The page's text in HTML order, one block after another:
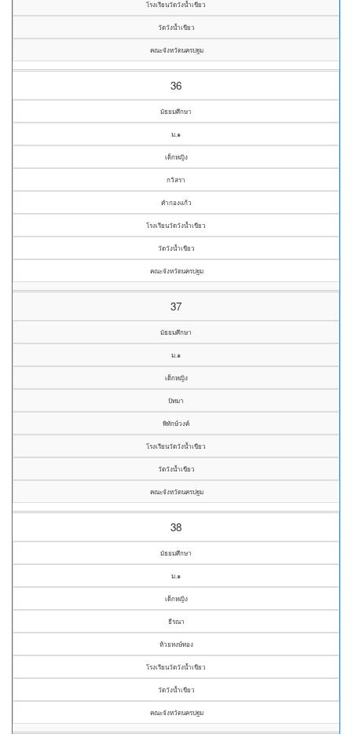
โรงเรียนวัดวังน้ำเขียว
วัดวังน้ำเขียว
คณะจังหวัดนครปฐม
36
มัธยมศึกษา
ม.๑
เด็กหญิง
กวิสรา
คำกองแก้ว
โรงเรียนวัดวังน้ำเขียว
วัดวังน้ำเขียว
คณะจังหวัดนครปฐม
37
มัธยมศึกษา
ม.๑
เด็กหญิง
ปัทมา
พิทักษ์วงค์
โรงเรียนวัดวังน้ำเขียว
วัดวังน้ำเขียว
คณะจังหวัดนครปฐม
38
มัธยมศึกษา
ม.๑
เด็กหญิง
ธีรณา
ห้วยหงษ์ทอง
โรงเรียนวัดวังน้ำเขียว
วัดวังน้ำเขียว
คณะจังหวัดนครปฐม